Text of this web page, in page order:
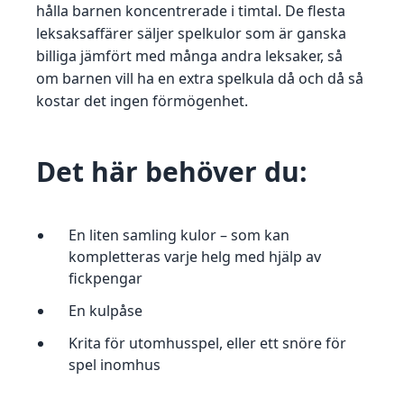
hålla barnen koncentrerade i timtal. De flesta
leksaksaffärer säljer spelkulor som är ganska
billiga jämfört med många andra leksaker, så
om barnen vill ha en extra spelkula då och då så
kostar det ingen förmögenhet.
Det här behöver du:
En liten samling kulor – som kan
kompletteras varje helg med hjälp av
fickpengar
En kulpåse
Krita för utomhusspel, eller ett snöre för
spel inomhus